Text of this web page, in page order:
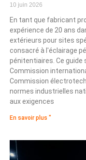
10 juin 2026
En tant que fabricant
expérience de 20 ans
extérieurs pour sites
consacré à l'éclairage
pénitentiaires. Ce guide
Commission
Commission
normes industrielles
aux exigences
En savoir plus "